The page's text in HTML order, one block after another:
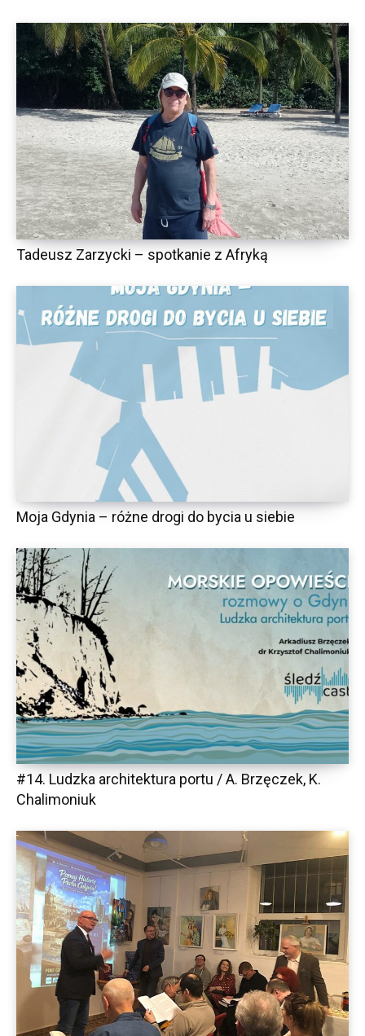
Tadeusz Zarzycki – spotkanie z Afryką
Moja Gdynia – różne drogi do bycia u siebie
#14. Ludzka architektura portu / A. Brzęczek, K.
Chalimoniuk